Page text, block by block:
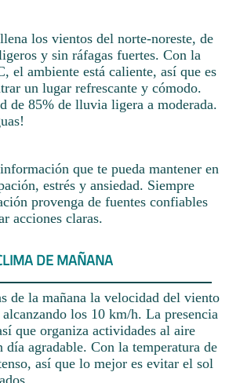
los vientos del norte-noreste, de
y sin ráfagas fuertes. Con la
el ambiente está caliente, así que es
un lugar refrescante y cómodo.
de 85% de lluvia ligera a moderada.
que te pueda mantener en
estrés y ansiedad. Siempre
provenga de fuentes confiables
acciones claras.
DE MAÑANA
de la mañana la velocidad del viento
alcanzando los 10 km/h. La presencia
que organiza actividades al aire
agradable. Con la temperatura de
así que lo mejor es evitar el sol